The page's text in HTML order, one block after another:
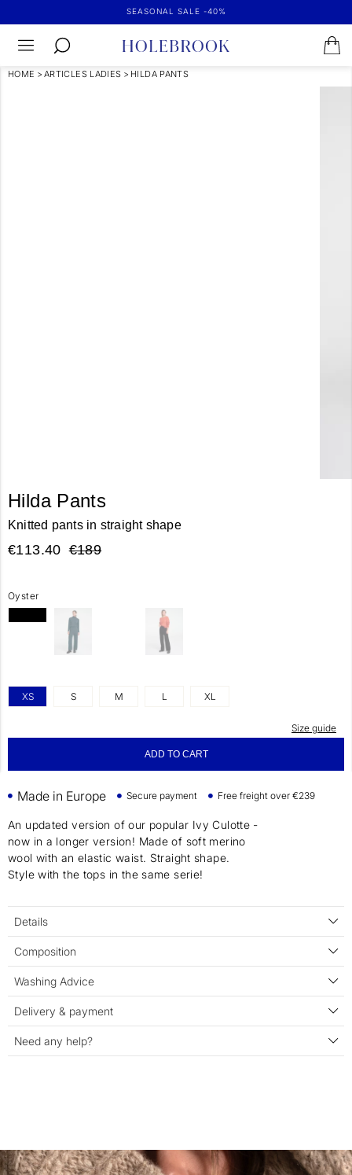
SEASONAL SALE -40%
HOME > ARTICLES LADIES > HILDA PANTS
Hilda Pants
Knitted pants in straight shape
€113.40 €189
Oyster
XS S M L XL
Size guide
ADD TO CART
Made in Europe Secure payment Free freight over €239
An updated version of our popular Ivy Culotte -
now in a longer version! Made of soft merino
wool with an elastic waist. Straight shape.
Style with the tops in the same serie!
Details
Composition
Washing Advice
Delivery & payment
Need any help?